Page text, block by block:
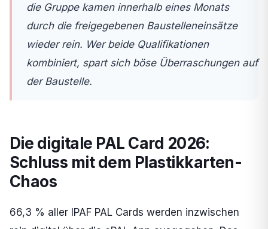
die Gruppe kamen innerhalb eines Monats
durch die freigegebenen Baustelleneinsätze
wieder rein. Wer beide Qualifikationen
kombiniert, spart sich böse Überraschungen auf
der Baustelle.
Die digitale PAL Card 2026:
Schluss mit dem Plastikkarten-
Chaos
66,3 % aller IPAF PAL Cards werden inzwischen